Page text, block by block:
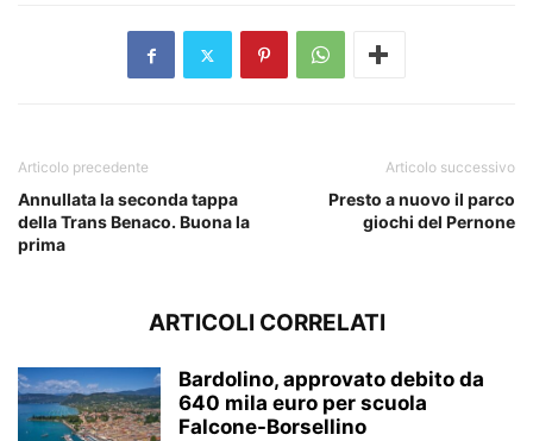
Articolo precedente
Annullata la seconda tappa
della Trans Benaco. Buona la
prima
Articolo successivo
Presto a nuovo il parco
giochi del Pernone
ARTICOLI CORRELATI
Bardolino, approvato debito da
640 mila euro per scuola
Falcone-Borsellino